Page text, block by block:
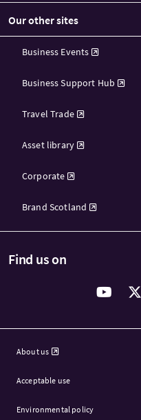
Our other sites
Business Events
Business Support Hub
Travel Trade
Asset library
Corporate
Brand Scotland
Find us on
About us
Acceptable use
Environmental policy